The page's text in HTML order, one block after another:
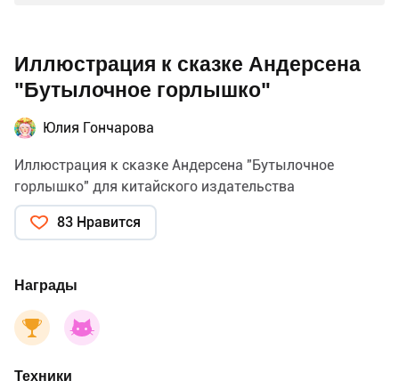
Иллюстрация к сказке Андерсена
"Бутылочное горлышко"
Юлия Гончарова
Иллюстрация к сказке Андерсена "Бутылочное
горлышко" для китайского издательства
83 Нравится
Награды
Техники